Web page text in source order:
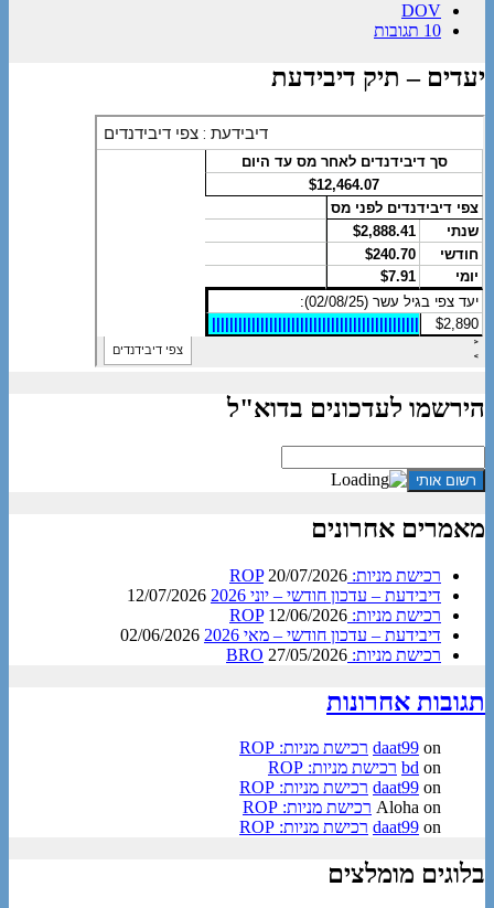
DOV
10 תגובות
יעדים – תיק דיבידעת
הירשמו לעדכונים בדוא"ל
מאמרים אחרונים
רכישת מניות: ROP 20/07/2026
דיבידעת – עדכון חודשי – יוני 2026
12/07/2026
רכישת מניות: ROP 12/06/2026
דיבידעת – עדכון חודשי – מאי 2026
02/06/2026
רכישת מניות: BRO 27/05/2026
תגובות אחרונות
daat99 on
רכישת מניות: ROP
bd on
רכישת מניות: ROP
daat99 on
רכישת מניות: ROP
Aloha on
רכישת מניות: ROP
daat99 on רכישת מניות: ROP
בלוגים מומלצים